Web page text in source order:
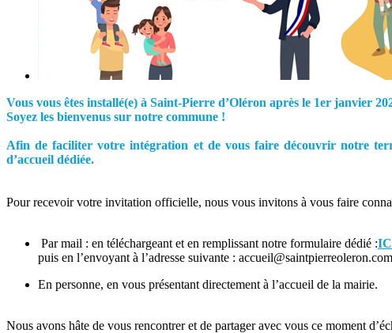
Vous vous êtes installé(e) à Saint-Pierre d’Oléron après le 1er janvier
Soyez les bienvenus sur notre commune !
Afin de faciliter votre intégration et de vous faire découvrir notre
d’accueil dédiée.
Pour recevoir votre invitation officielle, nous vous invitons à vous faire
Par mail : en téléchargeant et en remplissant notre formulaire dédié :
puis en l’envoyant à l’adresse suivante : accueil@saintpierreoleron.com
En personne, en vous présentant directement à l’accueil de la mairie.
Nous avons hâte de vous rencontrer et de partager avec vous ce moment